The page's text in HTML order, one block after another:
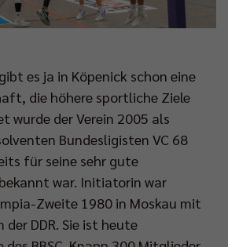
es ja in Köpenick schon eine
die höhere sportliche Ziele
wurde der Verein 2005 als
Bundesligisten VC 68
für seine sehr gute
war. Initiatorin war
Zweite 1980 in Moskau mit
DDR. Sie ist heute